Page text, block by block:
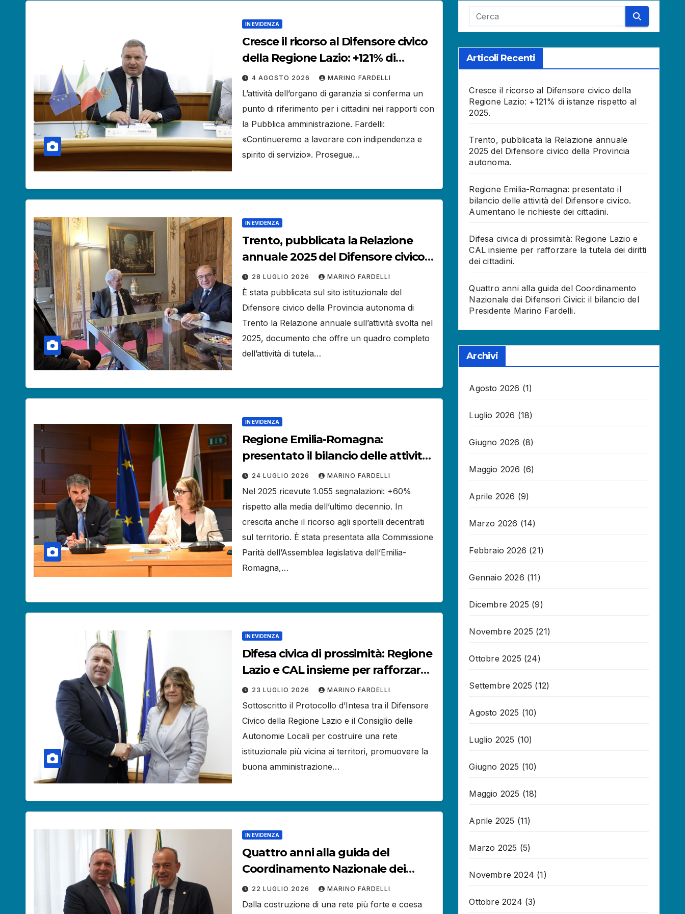
IN EVIDENZA
Cresce il ricorso al Difensore civico
della Regione Lazio: +121% di
istanze rispetto al 2025.
4 AGOSTO 2026 MARINO FARDELLI
L’attività dell’organo di garanzia si conferma un
punto di riferimento per i cittadini nei rapporti con
la Pubblica amministrazione. Fardelli:
«Continueremo a lavorare con indipendenza e
spirito di servizio». Prosegue…
IN EVIDENZA
Trento, pubblicata la Relazione
annuale 2025 del Difensore civico
della Provincia autonoma.
28 LUGLIO 2026 MARINO FARDELLI
È stata pubblicata sul sito istituzionale del
Difensore civico della Provincia autonoma di
Trento la Relazione annuale sull’attività svolta nel
2025, documento che offre un quadro completo
dell’attività di tutela…
IN EVIDENZA
Regione Emilia-Romagna:
presentato il bilancio delle attività
del Difensore civico. Aumentano le
richieste dei cittadini.
24 LUGLIO 2026 MARINO FARDELLI
Nel 2025 ricevute 1.055 segnalazioni: +60%
rispetto alla media dell’ultimo decennio. In
crescita anche il ricorso agli sportelli decentrati
sul territorio. È stata presentata alla Commissione
Parità dell’Assemblea legislativa dell’Emilia-
Romagna,…
IN EVIDENZA
Difesa civica di prossimità: Regione
Lazio e CAL insieme per rafforzare
la tutela dei diritti dei cittadini.
23 LUGLIO 2026 MARINO FARDELLI
Sottoscritto il Protocollo d’Intesa tra il Difensore
Civico della Regione Lazio e il Consiglio delle
Autonomie Locali per costruire una rete
istituzionale più vicina ai territori, promuovere la
buona amministrazione…
IN EVIDENZA
Quattro anni alla guida del
Coordinamento Nazionale dei
Difensori Civici: il bilancio del
Presidente Marino Fardelli.
22 LUGLIO 2026 MARINO FARDELLI
Dalla costruzione di una rete più forte e coesa
Articoli Recenti
Cresce il ricorso al Difensore civico della
Regione Lazio: +121% di istanze rispetto al
2025.
Trento, pubblicata la Relazione annuale
2025 del Difensore civico della Provincia
autonoma.
Regione Emilia-Romagna: presentato il
bilancio delle attività del Difensore civico.
Aumentano le richieste dei cittadini.
Difesa civica di prossimità: Regione Lazio e
CAL insieme per rafforzare la tutela dei diritti
dei cittadini.
Quattro anni alla guida del Coordinamento
Nazionale dei Difensori Civici: il bilancio del
Presidente Marino Fardelli.
Archivi
Agosto 2026 (1)
Luglio 2026 (18)
Giugno 2026 (8)
Maggio 2026 (6)
Aprile 2026 (9)
Marzo 2026 (14)
Febbraio 2026 (21)
Gennaio 2026 (11)
Dicembre 2025 (9)
Novembre 2025 (21)
Ottobre 2025 (24)
Settembre 2025 (12)
Agosto 2025 (10)
Luglio 2025 (10)
Giugno 2025 (10)
Maggio 2025 (18)
Aprile 2025 (11)
Marzo 2025 (5)
Novembre 2024 (1)
Ottobre 2024 (3)